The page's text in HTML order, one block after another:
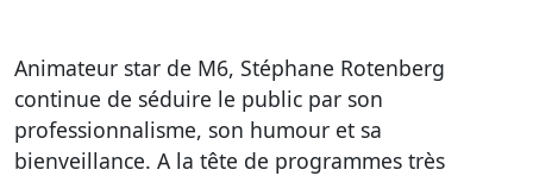
Animateur star de M6, Stéphane Rotenberg
continue de séduire le public par son
professionnalisme, son humour et sa
bienveillance. A la tête de programmes très